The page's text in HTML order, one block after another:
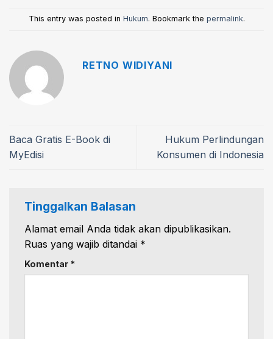
This entry was posted in Hukum. Bookmark the permalink.
RETNO WIDIYANI
Baca Gratis E-Book di
MyEdisi
Hukum Perlindungan
Konsumen di Indonesia
Tinggalkan Balasan
Alamat email Anda tidak akan dipublikasikan.
Ruas yang wajib ditandai *
Komentar *